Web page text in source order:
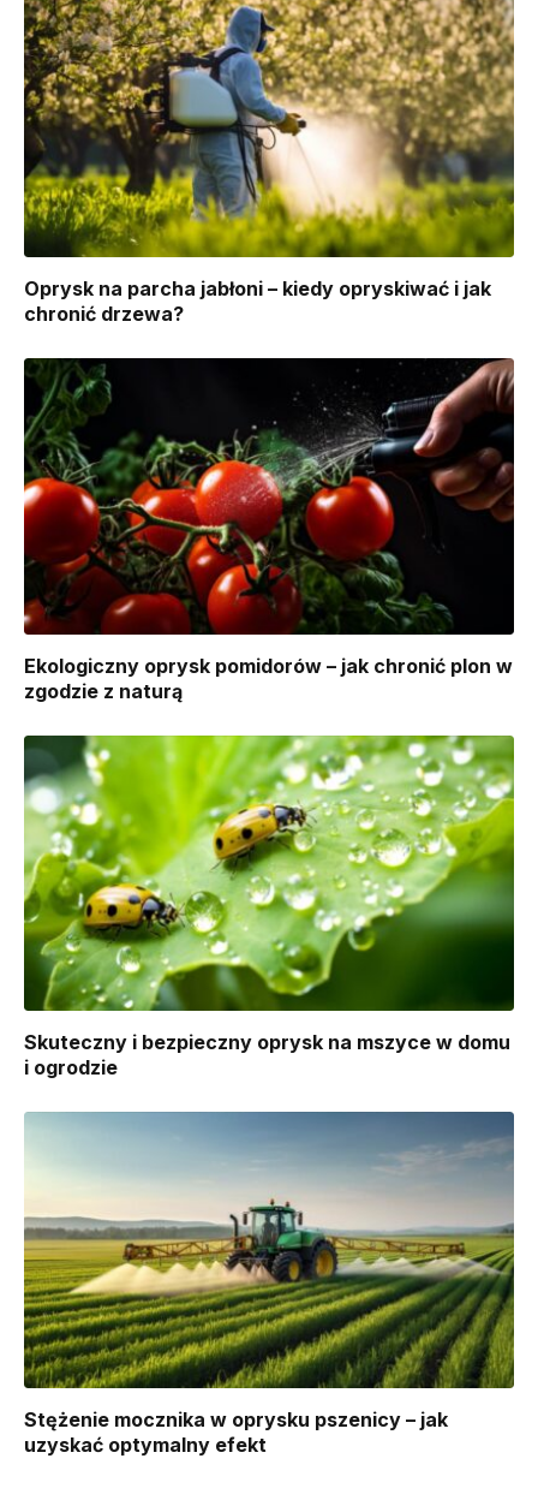
Oprysk na parcha jabłoni – kiedy opryskiwać i jak
chronić drzewa?
Ekologiczny oprysk pomidorów – jak chronić plon w
zgodzie z naturą
Skuteczny i bezpieczny oprysk na mszyce w domu
i ogrodzie
Stężenie mocznika w oprysku pszenicy – jak
uzyskać optymalny efekt